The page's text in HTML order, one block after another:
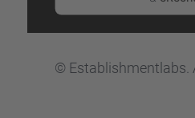
© Estab­lish­m­entlabs.